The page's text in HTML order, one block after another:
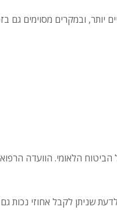
ובמקרים מסוימים גם
לוועדה רפואית תאונת דרכים של
שניתן לקבל אחוזי